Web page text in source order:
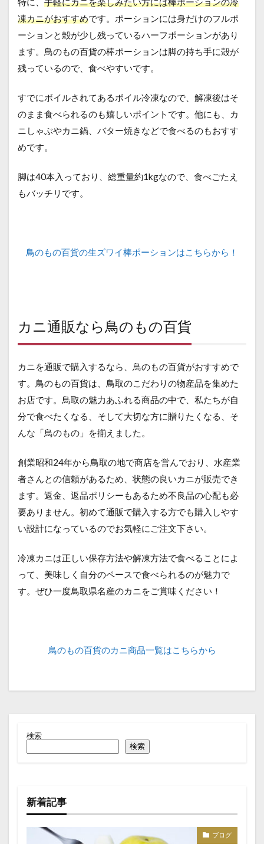
凍カニがおすすめです。ポーションには身だけのフルポ
ーションと殻が少し残っているハーフポーションがあり
ます。鳥のもの百貨の棒ポーションは脚の持ち手に殻が
残っているので、食べやすいです。
すでにボイルされてあるボイル冷凍なので、解凍後はそ
のまま食べられるのも嬉しいポイントです。他にも、カ
ニしゃぶやカニ鍋、バター焼きなどで食べるのもおすす
めです。
脚は40本入っており、総重量約1kgなので、食べごたえ
もバッチリです。
鳥のもの百貨の生ズワイ棒ポーションはこちらから！
カニ通販なら鳥のもの百貨
カニを通販で購入するなら、鳥のもの百貨がおすすめで
す。鳥のもの百貨は、鳥取のこだわりの物産品を集めた
お店です。鳥取の魅力あふれる商品の中で、私たちが自
分で食べたくなる、そして大切な方に贈りたくなる、そ
んな「鳥のもの」を揃えました。
創業昭和24年から鳥取の地で商店を営んでおり、水産業
者さんとの信頼があるため、状態の良いカニが販売でき
ます。返金、返品ポリシーもあるため不良品の心配も必
要ありません。初めて通販で購入する方でも購入しやす
い設計になっているのでお気軽にご注文下さい。
冷凍カニは正しい保存方法や解凍方法で食べることによ
って、美味しく自分のペースで食べられるのが魅力で
す。ぜひ一度鳥取県名産のカニをご賞味ください！
鳥のもの百貨のカニ商品一覧はこちらから
検索
検索
新着記事
ブログ